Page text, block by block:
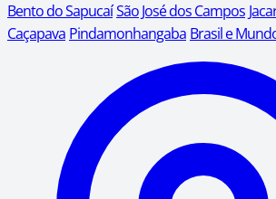
Bento do SapucaíSão José dos Campos
Caçapava Pindamonhangaba Brasil e